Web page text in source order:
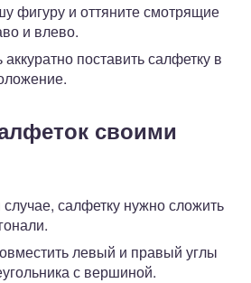
фигуру и оттяните смотрящие
и влево.
поставить салфетку в
своими
салфетку нужно сложить
левый и правый углы
с вершиной.